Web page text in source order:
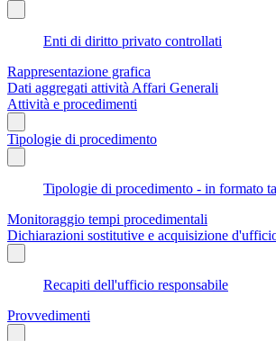
Enti di diritto privato controllati
Rappresentazione grafica
Dati aggregati attività Affari Generali
Attività e procedimenti
Tipologie di procedimento
Tipologie di procedimento - in formato
Monitoraggio tempi procedimentali
Dichiarazioni sostitutive e acquisizione
Recapiti dell'ufficio responsabile
Provvedimenti